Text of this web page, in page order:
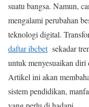
suatu bangsa. Namun,
mengalami perubahan
teknologi digital.
daftar ibcbetsekadar
untuk menyesuaikan diri
Artikel ini akan
sistem pendidikan,